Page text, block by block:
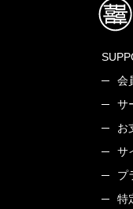
会
サ
お
サ
プ
特